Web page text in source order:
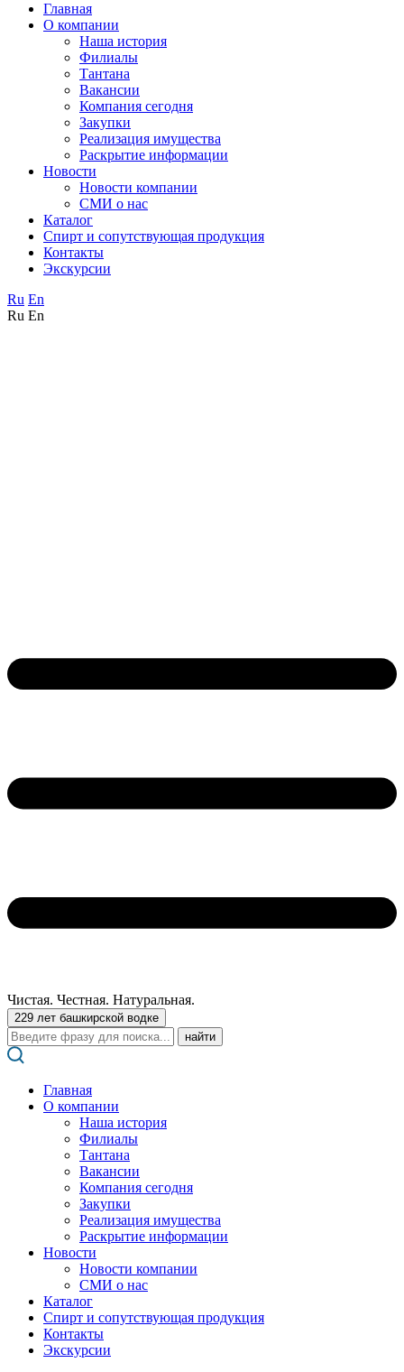
Главная
О компании
Наша история
Филиалы
Тантана
Вакансии
Компания сегодня
Закупки
Реализация имущества
Раскрытие информации
Новости
Новости компании
СМИ о нас
Каталог
Спирт и сопутствующая продукция
Контакты
Экскурсии
Ru En
Ru En
Чистая. Честная. Натуральная.
229 лет башкирской водке
Поиск:
Главная
О компании
Наша история
Филиалы
Тантана
Вакансии
Компания сегодня
Закупки
Реализация имущества
Раскрытие информации
Новости
Новости компании
СМИ о нас
Каталог
Спирт и сопутствующая продукция
Контакты
Экскурсии